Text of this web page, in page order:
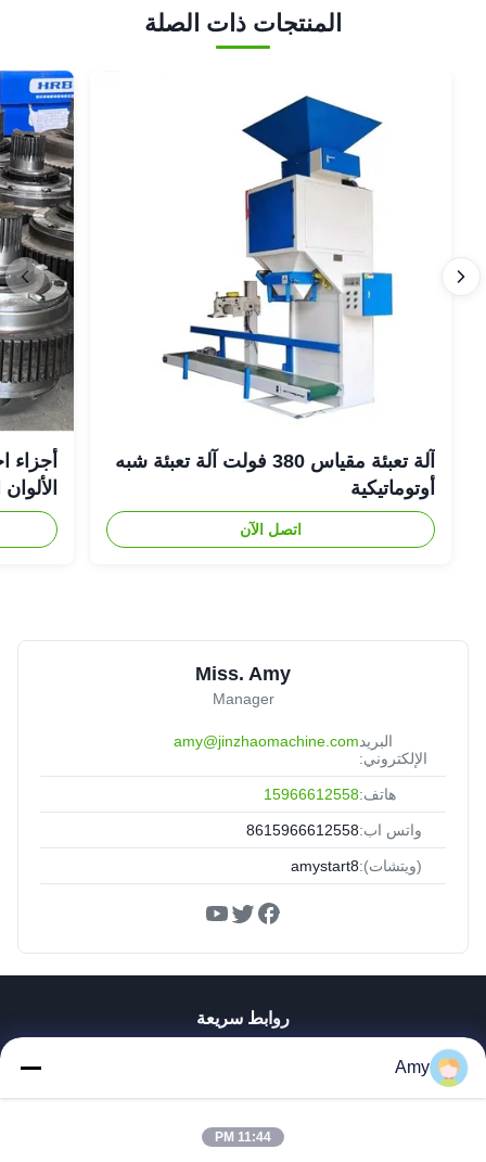
المنتجات ذات الصلة
آلة تعبئة مقياس 380 فولت آلة تعبئة شبه
أوتوماتيكية
اتصل الآن
أجزاء
Miss. Amy
Manager
البريد
الإلكتروني:
amy@jinzhaomachine.com
هاتف:15966612558
واتس اب:8615966612558
(ويتشات):amystart8
روابط سريعة
عرض الواقع الافتراضي
Amy
11:44 PM